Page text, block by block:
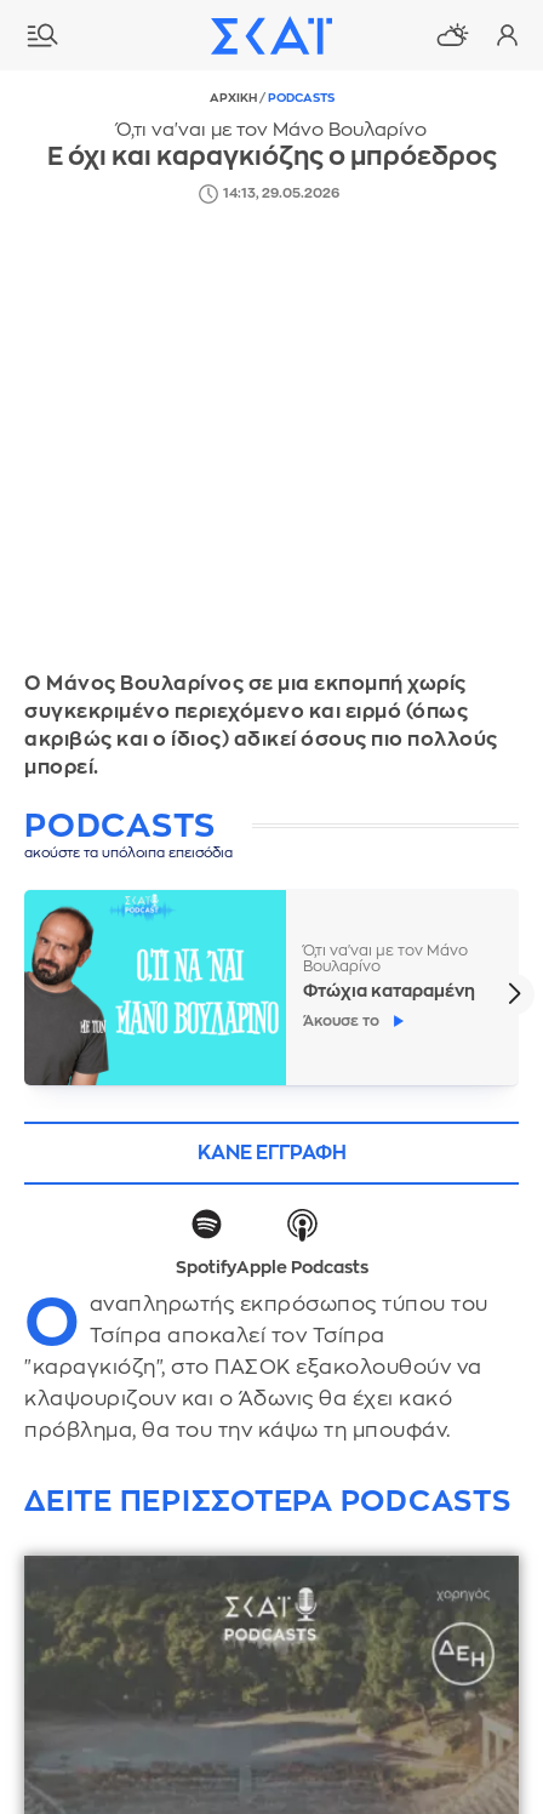
ΑΡΧΙΚΗ / PODCASTS
Ό,τι να'ναι με τον Μάνο Βουλαρίνο
Ε όχι και καραγκιόζης ο μπρόεδρος
14:13, 29.05.2026
Ο Μάνος Βουλαρίνος σε μια εκπομπή χωρίς
συγκεκριμένο περιεχόμενο και ειρμό (όπως
ακριβώς και ο ίδιος) αδικεί όσους πιο πολλούς
μπορεί.
PODCASTS
ακούστε τα υπόλοιπα επεισόδια
Ό,τι να'ναι με τον Μάνο
Βουλαρίνο
Φτώχια καταραμένη
Άκουσε το
ΚΑΝΕ ΕΓΓΡΑΦΗ
SpotifyApple Podcasts
Ο αναπληρωτής εκπρόσωπος τύπου του
Τσίπρα αποκαλεί τον Τσίπρα
"καραγκιόζη", στο ΠΑΣΟΚ εξακολουθούν να
κλαψουριζουν και ο Άδωνις θα έχει κακό
πρόβλημα, θα του την κάψω τη μπουφάν.
ΔΕΙΤΕ ΠΕΡΙΣΣΟΤΕΡΑ PODCASTS